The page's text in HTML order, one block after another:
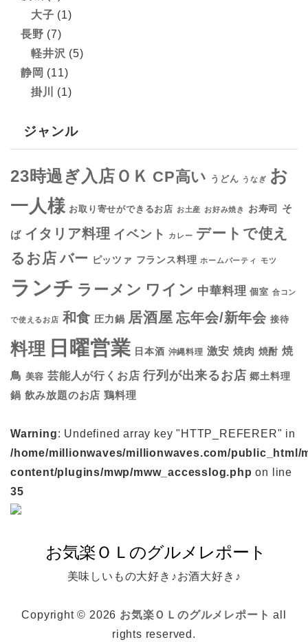
大子 (1)
長野 (7)
軽井沢 (5)
静岡 (11)
掛川
(1)
ジャンル
23時過ぎ入店ＯＫ CP高い うどん うなぎ お
一人様 お取り寄せができるお店 お土産 お好み焼き お寿司 そ
ば イタリア料理 イベント カレー デートで使え
るお店 バー ピッツァ フランス料理 ホームパーティ モツ
ランチ ラーメン ワイン 中華料理 個室 合コン
で使えるお店 和食 圧力鍋 居酒屋 忘年会/新年会 接待
料理 日曜営業 日本酒 沖縄料理 激安 焼肉 焼酎 焼
鳥 美容 芸能人が行くお店 行列が出来るお店 郷土料理
鍋 飲み放題のお店 鶏料理
Warning: Undefined array key "HTTP_REFERER" in
/home/millionwaves/millionwaves.com/public_html/
content/plugins/mwp/mww_accesslog.php on line
35
美味しいもの大好き♪お酒大好き♪
Copyright © 2026 お気楽ＯＬのグルメレポート all
rights reserved.